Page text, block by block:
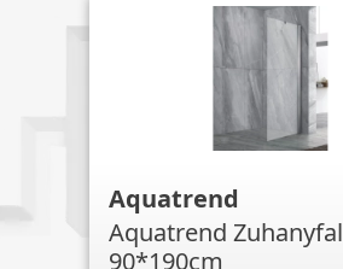
Aquatrend
Aquatrend Zuhanyfal
90*190cm